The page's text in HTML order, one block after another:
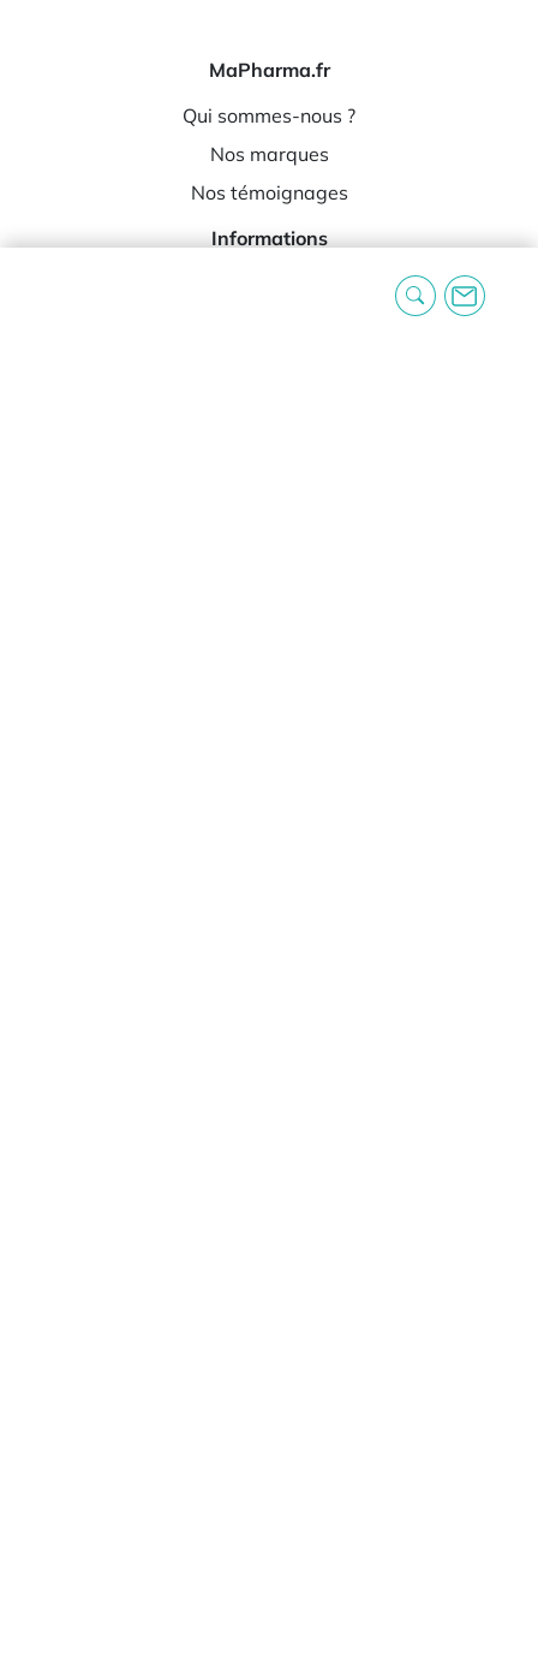
MaPharma.fr
Qui sommes-nous ?
Nos marques
Nos témoignages
Informations